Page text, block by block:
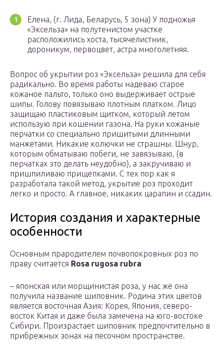
Елена, (г. Лида, Беларусь, 5 зона) У подножья
«Эксельза» на полутенистом участке
расположились хоста, тысячелистник,
дороникум, первоцвет, астра многолетняя.
Вопрос об укрытии роз «Эксельза» решила для себя
радикально. Во время работы надеваю старое
кожаное пальто, только оно выдерживает острые
шипы. Голову повязываю плотным платком. Лицо
защищаю пластиковым щитком, который летом
использую при кошении газона. На руки кожаные
перчатки со специально пришитыми длинными
манжетами. Никакие колючки не страшны. Шнур,
которым обматываю побеги, не завязываю, (в
перчатках это делать неудобно), а закручиваю и
пришпиливаю прищепками. С тех пор как я
разработала такой метод, укрытие роз проходит
легко и просто. А главное, никаких царапин и ссадин.
История создания и характерные
особенности
Основным прародителем почвопокровных роз по
праву считается Rosa rugosa rubra
– японская или морщинистая роза, у нас же она
получила название шиповник. Родина этих цветов
является восточная Азия: Корея, Япония, северо-
восток Китая и даже была замечена на юго-востоке
Сибири. Произрастает шиповник предпочтительно в
прибрежных зонах на песочном пространстве.